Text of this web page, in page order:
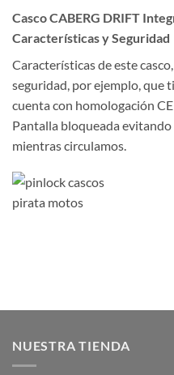
Casco CABERG DRIFT
Características y Seguridad
Características de este
seguridad, por ejemplo, que
cuenta con homologación CE
Pantalla bloqueada
mientras circulamos.
NUESTRA TIENDA